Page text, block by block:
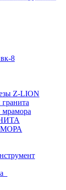
8
Z-LION
мрамора